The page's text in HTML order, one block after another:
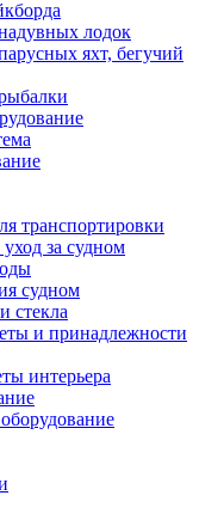
лодок
яхт, бегучий
транспортировки
за судном
судном
стекла
и принадлежности
интерьера